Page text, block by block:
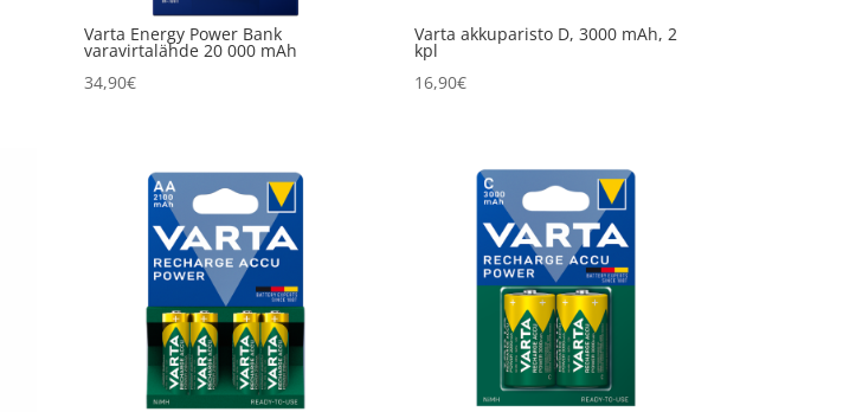
Varta Energy Power Bank
varavirtalähde 20 000 mAh
34,90€
Varta akkuparisto D, 3000 mAh, 2
kpl
16,90€